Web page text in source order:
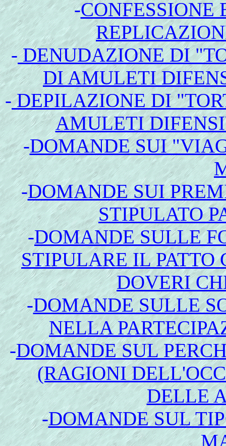
-CONFESSIONE
-DENUDAZIONE DI
DI AMULETI
-DEPILAZIONE DI
AMULETI
-DOMANDE SUI
-DOMANDE SUI
STIPULATO
-DOMANDE SULLE
STIPULARE IL
DOVERI
-DOMANDE SULLE
NELLA
-DOMANDE SUL
(RAGIONI
DELLE
-DOMANDE SUL